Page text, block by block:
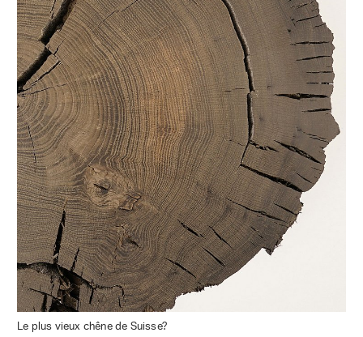
Le plus vieux chêne de Suisse?